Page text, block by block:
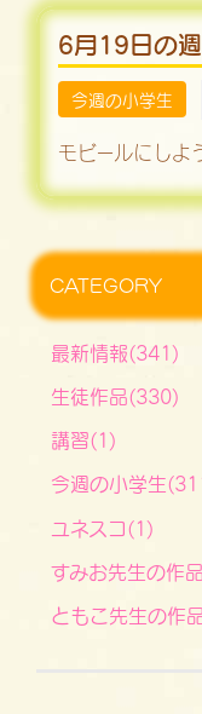
6月19日の週
今週の小学生
モビールにしよ
CATEGORY
最新情報(341)
生徒作品(330)
講習(1)
今週の小学生
ユネスコ(1)
すみお先生の作
ともこ先生の作